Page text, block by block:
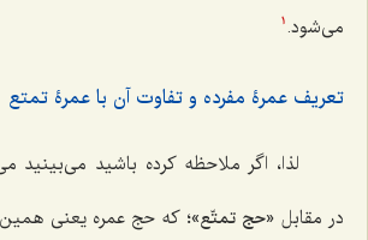
می‌شود. 1
تعریف عمرۀ مفرده و تفاوت آن با عمرۀ تمتع
لذا، اگر ملاحظه کرده باشید می‌بینید
در مقابل «حج تمتّع»؛ که حج عمره یعنی